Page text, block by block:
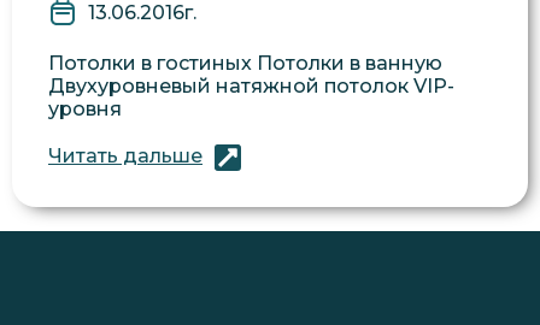
13.06.2016г.
Потолки в гостиных Потолки в ванную
Двухуровневый натяжной потолок VIP-
уровня
Читать дальше